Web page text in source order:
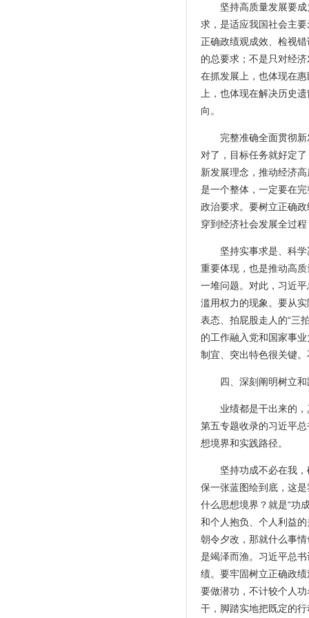
坚持高质量发展要
求，是适应我国社会主
正确政绩观成效、检视
的总要求；不是只对经
在抓发展上，也体现在
上，也体现在解决历史
向。
完整准确全面贯彻
对了，目标任务就好定
新发展理念，推动经济
是一个整体，一定要在
政治要求。要树立正确
穿到经济社会发展全过
坚持实事求是、科
重要体现，也是推动高
一堆问题。对此，习近
滥用权力的现象。要从
表态、拍屁股走人的“三
的工作融入党和国家事
制宜、突出特色很关键
四、深刻阐明树立
业绩都是干出来的
第五专题收录的习近平
想境界和实践路径。
坚持功成不必在我
保一张蓝图绘到底，这
什么思想境界？就是“功
和个人抱负、个人利益
朝令夕改，那就什么事
是竭泽而渔。习近平总
绩。要牢固树立正确政
要做潜功，不计较个人
干，脚踏实地把既定的